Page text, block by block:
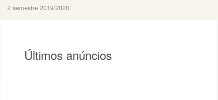
2 semestre 2019/2020
Últimos anúncios